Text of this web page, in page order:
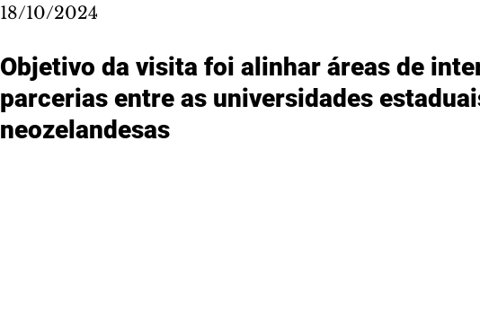
18/10/2024
Objetivo da visita foi alinhar áreas de
parcerias entre as universidades
neozelandesas